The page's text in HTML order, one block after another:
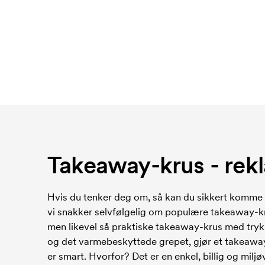
Takeaway-krus -
Hvis du tenker deg om, så kan du sikkert
vi snakker selvfølgelig om populære takeaway-
men likevel så praktiske takeaway-krus med
og det varmebeskyttede grepet, gjør et
er smart. Hvorfor? Det er en enkel, billig og